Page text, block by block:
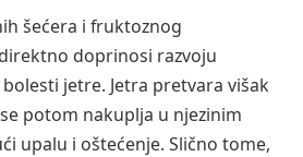
šećera i fruktoznog
doprinosi razvoju
jetre. Jetra pretvara višak
potom nakuplja u njezinim
upalu i oštećenje. Slično tome,